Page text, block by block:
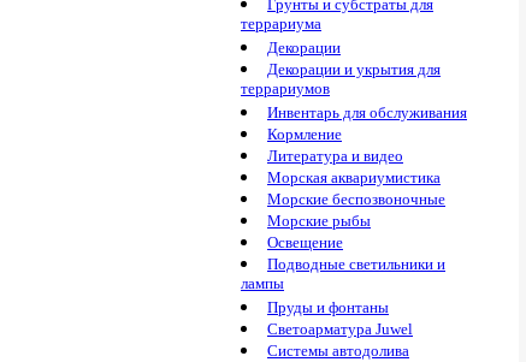
Грунты и субстраты для
террариума
Декорации
Декорации и укрытия для
террариумов
Инвентарь для обслуживания
Кормление
Литература и видео
Морская аквариумистика
Морские беспозвоночные
Морские рыбы
Освещение
Подводные светильники и
лампы
Пруды и фонтаны
Светоарматура Juwel
Системы автодолива